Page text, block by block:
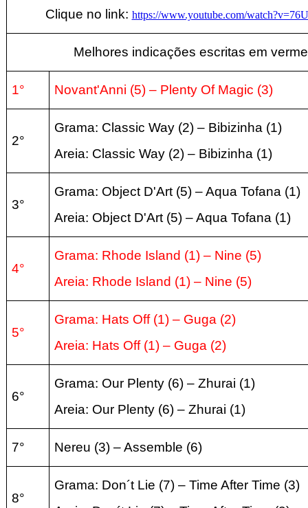
Clique no link: https://www.youtube.com/
Melhores indicações escritas em
1° Novant'Anni (5) – Plenty Of Magic (3)
2°
Grama: Classic Way (2) – Bibizinha (1)
Areia: Classic Way (2) – Bibizinha (1)
3°
Grama: Object D'Art (5) – Aqua Tofana (1)
Areia: Object D'Art (5) – Aqua Tofana (1)
4°
Grama: Rhode Island (1) – Nine (5)
Areia: Rhode Island (1) – Nine (5)
5°
Grama: Hats Off (1) – Guga (2)
Areia: Hats Off (1) – Guga (2)
6°
Grama: Our Plenty (6) – Zhurai (1)
Areia: Our Plenty (6) – Zhurai (1)
7° Nereu (3) – Assemble (6)
8°
Grama: Don´t Lie (7) – Time After Time (3)